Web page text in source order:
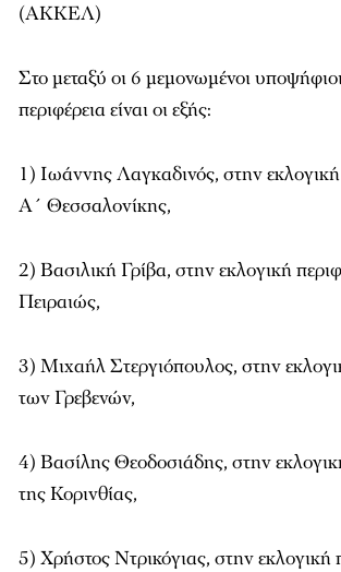
(ΑΚΚΕΛ)
Στο μεταξύ οι 6 μεμονωμένοι
περιφέρεια είναι οι εξής:
1) Ιωάννης Λαγκαδινός, στην εκλογική
Α΄ Θεσσαλονίκης,
2) Βασιλική Γρίβα, στην εκλογική
Πειραιώς,
3) Μιχαήλ Στεργιόπουλος, στην
των Γρεβενών,
4) Βασίλης Θεοδοσιάδης, στην
της Κορινθίας,
5) Χρήστος Ντρικόγιας, στην εκλογική